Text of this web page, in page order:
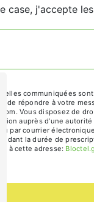
case, j'accepte
communiquées
de répondre à votre
Vous disposez de
auprès d’une
par courrier
la durée de
à cette adresse: